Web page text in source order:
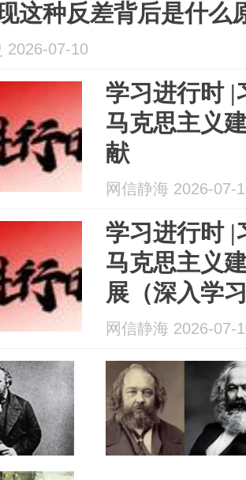
这种反差背后是什么
2026-07-10
学习进行时 |
马克思主义
献
网信静海 2026-07-
学习进行时 |
马克思主义
展（深入学
中国特色社
网信静海 2026-07-